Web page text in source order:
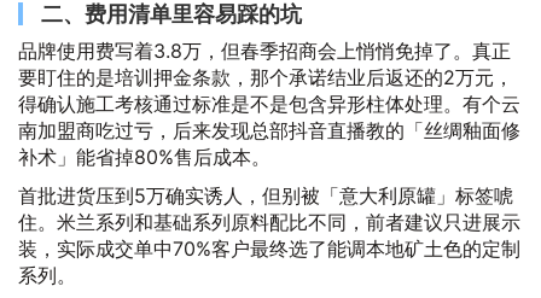
二、费用清单里容易踩的坑
品牌使用费写着3.8万，但春季招商会上悄悄免掉了。真正
要盯住的是培训押金条款，那个承诺结业后返还的2万元，
得确认施工考核通过标准是不是包含异形柱体处理。有个云
南加盟商吃过亏，后来发现总部抖音直播教的「丝绸釉面修
补术」能省掉80%售后成本。
首批进货压到5万确实诱人，但别被「意大利原罐」标签唬
住。米兰系列和基础系列原料配比不同，前者建议只进展示
装，实际成交单中70%客户最终选了能调本地矿土色的定制
系列。